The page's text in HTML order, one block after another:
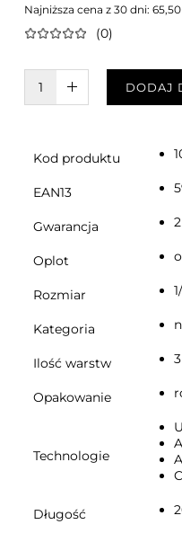
Najniższa cena z 30 dni: 65,50
(0)
W KOSZYKU :)
DODAJ
Kod produktu
EAN13
Gwarancja
Oplot
Rozmiar
Kategoria
Ilość warstw 3
Opakowanie
Technologie
Długość